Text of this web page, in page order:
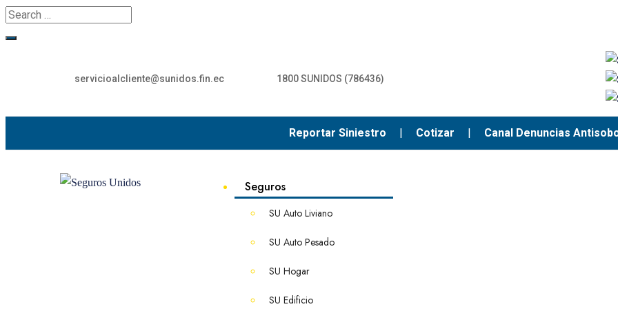
servicioalcliente@sunidos.fin.ec 1800 SUNIDOS (786436)
Reportar Siniestro | Cotizar | Canal Denuncias
Seguros
SU Auto Liviano
SU Auto Pesado
SU Hogar
SU Edificio